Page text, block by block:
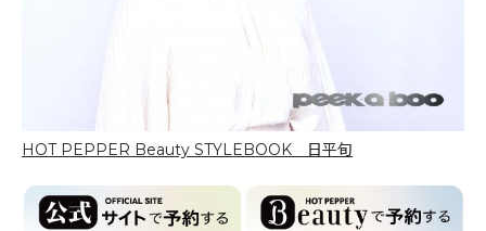
HOT PEPPER Beauty STYLEBOOK 日平旬